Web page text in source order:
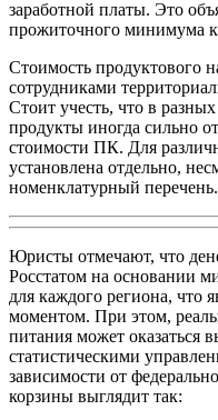
заработной платы. Это
прожиточного минимума
Стоимость продуктового
сотрудниками
Стоит учесть, что в
продукты иногда сильно
стоимости ПК. Для
установлена отдельно,
номенклатурный перечень.
Юристы отмечают, что
Росстатом на основании
для каждого региона, что
моментом. При этом,
питания может оказаться
статистическими
зависимости от
корзины выглядит так: